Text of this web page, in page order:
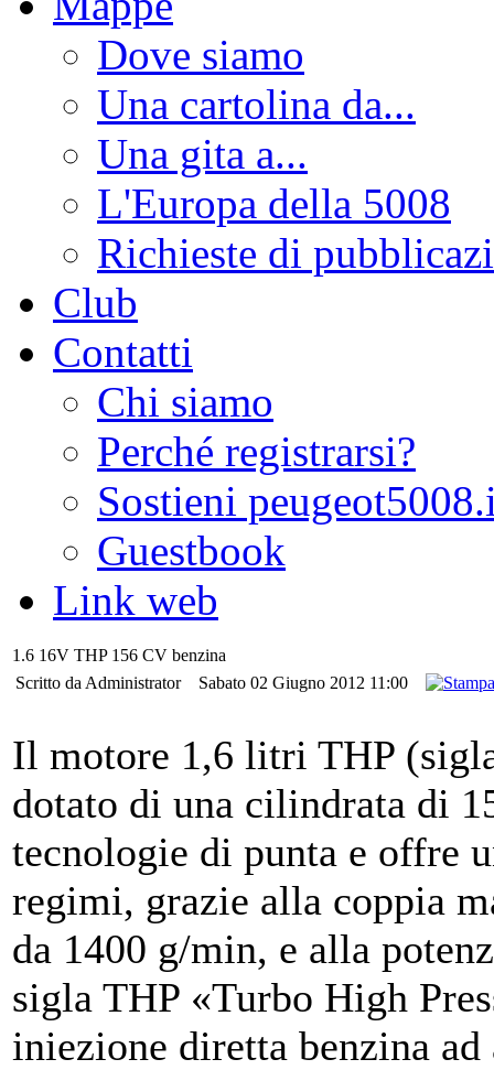
Dove siamo
Una cartolina da...
Una gita a...
L'Europa della 5008
Richieste di
Club
Contatti
Chi siamo
Perché registrarsi?
Sostieni
Guestbook
Link web
1.6 16V THP 156 CV benzina
Scritto da Administrator
Sabato 02 Giugno 2012 11:00
Il motore 1,6 litri THP
dotato di una cilindrata di
tecnologie di punta e offre
regimi, grazie alla coppia
da 1400 g/min, e alla
sigla THP «Turbo High
iniezione diretta benzina ad